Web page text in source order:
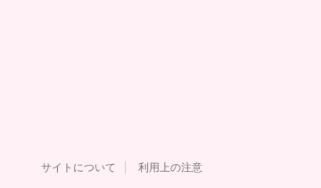
サイトについて 利用上の注意